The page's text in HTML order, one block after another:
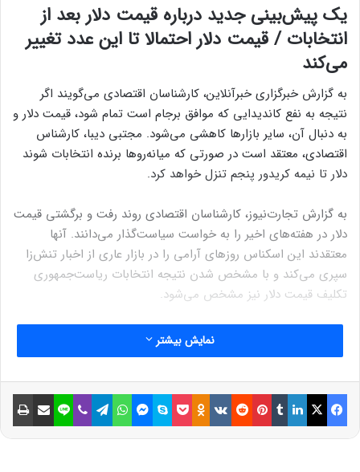
یک پیش‌بینی جدید درباره قیمت دلار بعد از
انتخابات / قیمت دلار احتمالا تا این عدد تغییر
می‌کند
به گزارش خبرگزاری خبرآنلاین، کارشناسان اقتصادی می‌گویند اگر
نتیجه به نفع کاندیدایی که موافق برجام است تمام شود، قیمت دلار و
به‌ دنبال آن، سایر بازارها کاهشی می‌شود. مجتبی دیبا، کارشناس
اقتصادی، معتقد است در صورتی که میانه‌روها برنده انتخابات شوند
دلار تا نیمه کریدور پنجم تنزل خواهد کرد.
به گزارش تجارت‌نیوز، کارشناسان اقتصادی روند رفت و برگشتی قیمت
دلار در هفته‌های اخیر را به خواست سیاست‌گذار می‌دانند. آنها
معتقدند این اسکناس روزهای آرامی را در بازار عاری از اخبار تنش‌زا
سپری می‌کند و با مشخص شدن نتیجه انتخابات ریاست‌جمهوری
تکلیف قیمت دلار نیز مشخص می‌شود.
انتخاباتی که اگر به نفع میانه‌روها تمام شود دلار را کاهش می‌دهد و
این اسکناس تا میانه کریدور پنجم سقوط می‌کند. اما در صورتی که
می‌گیرد.
اثر انتخاب ترامپ بر قیمت دلار کوتاه‌مدت است
نمایش بیشتر
فیسبوک ایکس لینکداین تامبلر پینتریست Reddit
VKontakte
Odnoklassniki پاکت اسکایپ مسنجر واتس آپ تلگرام وایبر لاین اشتراک گذاری با ایمیل